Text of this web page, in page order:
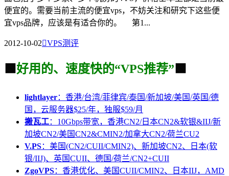
便宜的。需要当前主流的便宜vps，不妨关注和研究下这些便
宜vps品牌，应该是有适合你的。 第1...
2012-10-02VPS测评
🟩 好用的、速度快的“VPS推荐” 🟩
lightlayer：香港/台湾/菲律宾/泰国/新加坡/美国/英国/德
国，云服务器$25/年，独服$59/月
搬瓦工：10Gbps带宽，香港CN2/日本CN2&软银&IIJ/新
加坡CN2/美国CN2&CMIN2/加拿大CN2/荷兰CU2
V.PS：美国(CN2/CUII/CMIN2)、新加坡CN2、日本(软
银/IIJ)、英国CUII、德国/荷兰/CN2+CUII
ZgoVPS：香港优化、美国CUII/CMIN2、日本IIJ，AMD